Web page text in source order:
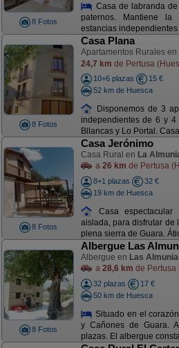
8 Fotos
Casa de labranda
paternos. Mantiene la
estancias
8 Fotos
Casa Plana
Apartamentos Rurales en
24,7 km de Pertusa
10+6 plazas
15 €
52 km de Huesca
Disponemos de 3
independientes de 6 y 4
Bllancas y Lo Portal.
8 Fotos
Casa Jerónimo
Casa Rural en La
a 26 km de Pertusa
8+1 plazas
32 €
19 km de Huesca
Casa
aislada, para disfrutar de
plena sierra de Guara.
8 Fotos
Albergue Las
Albergue en Las
a 28,6 km de Pertusa
32 plazas
17 €
50 km de Huesca
Situado en el
y Cañones de Guara.
plazas. El albergue